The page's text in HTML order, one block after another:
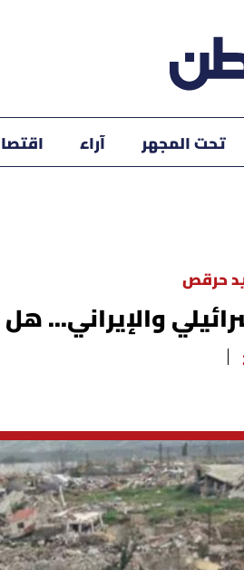
تحت المجهر آراء
حرقص